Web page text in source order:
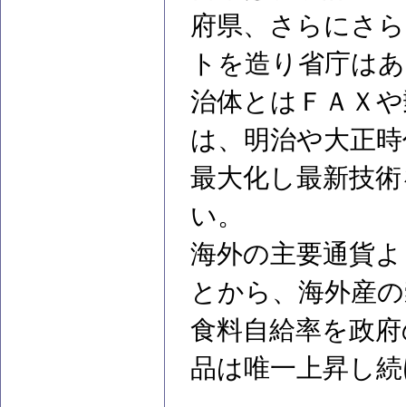
府県、さらにさ
トを造り省庁は
治体とはＦＡＸ
は、明治や大正
最大化し最新技
い。
海外の主要通貨
とから、海外産
食料自給率を政
品は唯一上昇し